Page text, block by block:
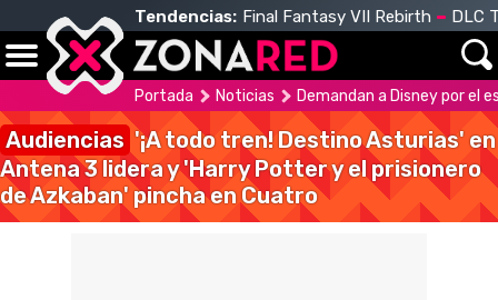
Tendencias: Final Fantasy VII Rebirth DLC
Portada Noticias Demandan a Disney por el
Audiencias '¡A todo tren! Destino Asturias' en
Antena 3 lidera y 'Harry Potter y el prisionero
de Azkaban' pincha en Cuatro